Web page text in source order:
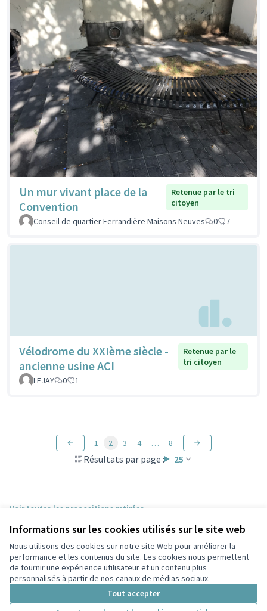
Informations sur les cookies utilisés sur le site web
Nous utilisons des cookies sur notre site Web pour améliorer la
performance et les contenus du site. Les cookies nous permettent
de fournir une expérience utilisateur et un contenu plus
personnalisés à partir de nos canaux de médias sociaux.
Tout accepter
Un mur vivant place de la
Convention
Retenue par le tri
citoyen
Conseil de quartier Ferrandière Maisons Neuves
0 7
Vélodrome du XXIème siècle -
ancienne usine ACI
Retenue par le
tri citoyen
LEJAY
0 1
Résultats par page : 25
1 2 3 4 … 8
Voir toutes les propositions retirées
Conditions d'utilisation
Paramètres des cookies
Participez Villeurbanne sur X
(Lien externe)
Participez Villeurbanne sur Facebook
Participez Villeurbanne sur Instagram
Participez Villeurbanne sur YouTube
(Lien externe)